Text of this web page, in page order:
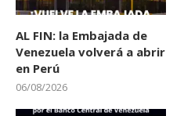
AL FIN: la Embajada de
Venezuela volverá a abrir
en Perú
06/08/2026